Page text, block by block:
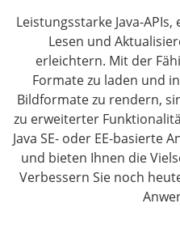
Leistungsstarke Java-
Lesen und
erleichtern. Mit der
Formate zu laden und
Bildformate zu rendern,
zu erweiterter
Java SE- oder EE-basierte
und bieten Ihnen die
Verbessern Sie noch